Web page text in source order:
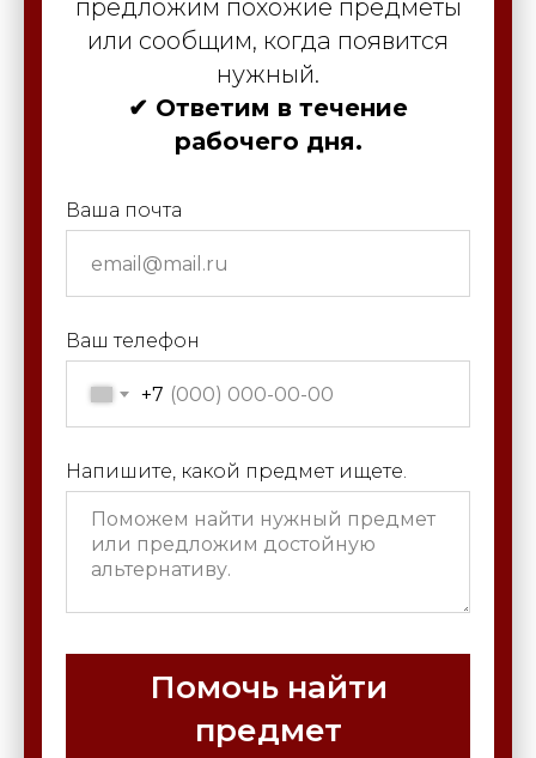
предложим похожие предметы
или сообщим, когда появится
нужный.
✔ Ответим в течение
рабочего дня.
Ваша почта
Ваш телефон
+7
Напишите, какой предмет ищете.
Помочь найти
предмет